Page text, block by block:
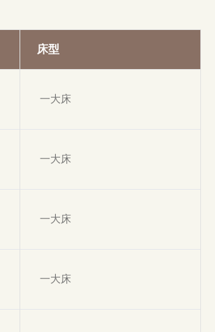
床型
一大床
一大床
一大床
一大床